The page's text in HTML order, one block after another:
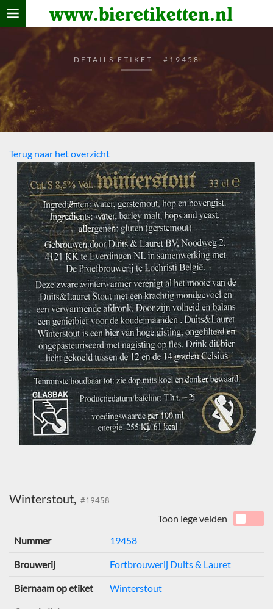
www.bieretiketten.nl
Home
verzamelen
De bierkaart
Bezoekers
DETAILS ETIKET - #19458
Terug naar het overzicht
Winterstout, #19458
Toon lege velden
Nummer
19458
Brouwerij Fortbrouwerij Duits & Lauret
Biernaam op etiket Winterstout